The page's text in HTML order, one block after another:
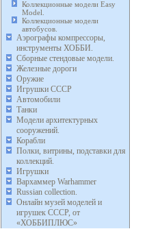
Коллекционные модели Easy
Model.
Коллекционные модели
автобусов.
Аэрографы компрессоры,
инструменты ХОББИ.
Сборные стендовые модели.
Железные дороги
Оружие
Игрушки СССР
Автомобили
Танки
Модели архитектурных
сооружений.
Корабли
Полки, витрины, подставки для
коллекций.
Игрушки
Вархаммер Warhammer
Russian collection.
Онлайн музей моделей и
игрушек СССР, от
«ХОББИПЛЮС»